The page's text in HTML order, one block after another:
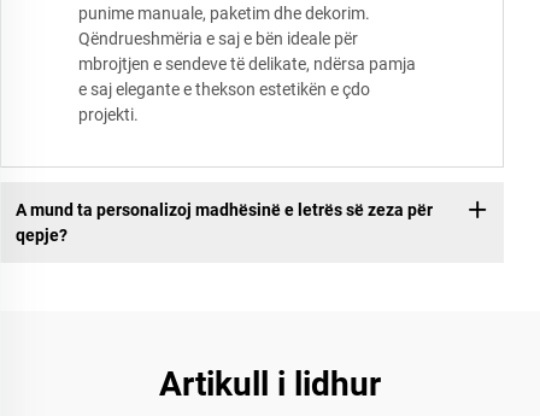
punime manuale, paketim dhe dekorim.
Qëndrueshmëria e saj e bën ideale për
mbrojtjen e sendeve të delikate, ndërsa pamja
e saj elegante e thekson estetikën e çdo
projekti.
A mund ta personalizoj madhësinë e letrës së zeza për
qepje?
Artikull i lidhur